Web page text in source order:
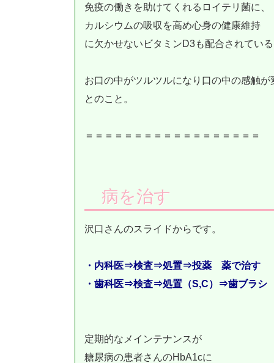
免疫の働きを助けてくれるロイテリ菌に、
カルシウムの吸収を高め心身の健康維持
に欠かせないビタミンD3も配合されている
お口の中がツルツルになり口の中の感触が
とのこと。
＝＝＝＝＝＝＝＝＝＝＝＝＝＝＝＝＝＝
病を治す
沢口さんのスライドからです。
・内科医⇒検査⇒処置⇒投薬 薬で治す
・歯科医⇒検査⇒処置（S,C）⇒歯ブラシ
定期的なメインテナンスが
糖尿病の患者さんのHbA1cに